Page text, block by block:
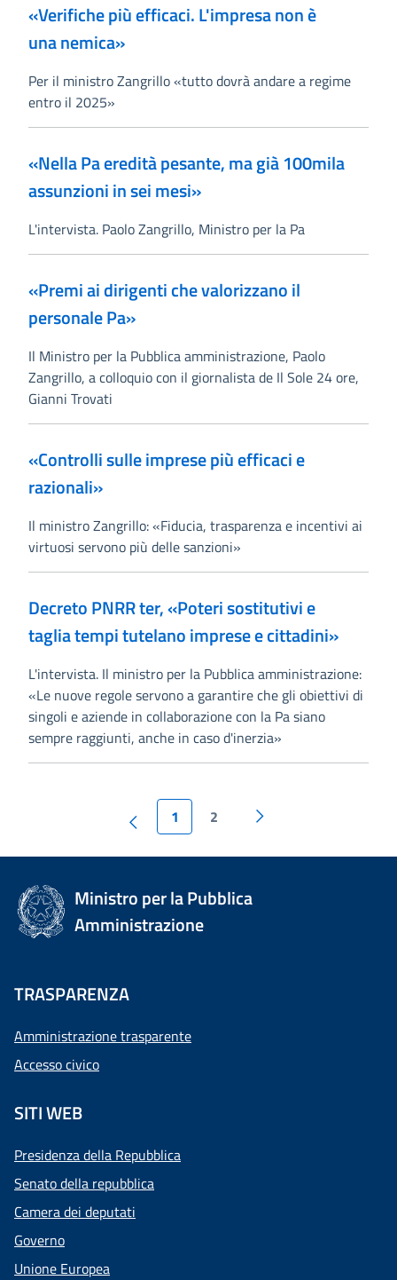
«Verifiche più efficaci. L'impresa non è
una nemica»
Per il ministro Zangrillo «tutto dovrà andare a regime
entro il 2025»
«Nella Pa eredità pesante, ma già 100mila
assunzioni in sei mesi»
L'intervista. Paolo Zangrillo, Ministro per la Pa
«Premi ai dirigenti che valorizzano il
personale Pa»
Il Ministro per la Pubblica amministrazione, Paolo
Zangrillo, a colloquio con il giornalista de Il Sole 24 ore,
Gianni Trovati
«Controlli sulle imprese più efficaci e
razionali»
Il ministro Zangrillo: «Fiducia, trasparenza e incentivi ai
virtuosi servono più delle sanzioni»
Decreto PNRR ter, «Poteri sostitutivi e
taglia tempi tutelano imprese e cittadini»
L'intervista. Il ministro per la Pubblica amministrazione:
«Le nuove regole servono a garantire che gli obiettivi di
singoli e aziende in collaborazione con la Pa siano
sempre raggiunti, anche in caso d'inerzia»
1 2
Ministro per la Pubblica
Amministrazione
TRASPARENZA
Amministrazione trasparente
Accesso civico
SITI WEB
Presidenza della Repubblica
Senato della repubblica
Camera dei deputati
Governo
Unione Europea